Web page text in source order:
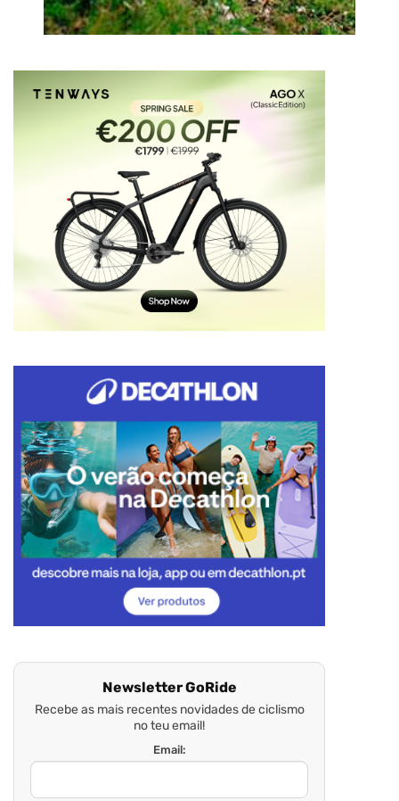
Newsletter GoRide
Recebe as mais recentes novidades de ciclismo
no teu email!
Email: